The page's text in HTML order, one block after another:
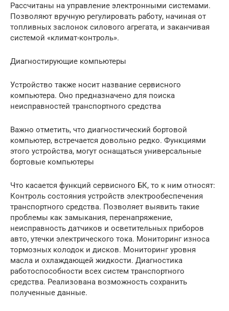
Рассчитаны на управление электронными системами.
Позволяют вручную регулировать работу, начиная от
топливных заслонок силового агрегата, и заканчивая
системой «климат-контроль».
Диагностирующие компьютеры
Устройство также носит название сервисного
компьютера. Оно предназначено для поиска
неисправностей транспортного средства
Важно отметить, что диагностический бортовой
компьютер, встречается довольно редко. Функциями
этого устройства, могут оснащаться универсальные
бортовые компьютеры
Что касается функций сервисного БК, то к ним относят:
Контроль состояния устройств электрообеспечения
транспортного средства. Позволяет выявить такие
проблемы как замыкания, перенапряжение,
неисправность датчиков и осветительных приборов
авто, утечки электрического тока. Мониторинг износа
тормозных колодок и дисков. Мониторинг уровня
масла и охлаждающей жидкости. Диагностика
работоспособности всех систем транспортного
средства. Реализована возможность сохранить
полученные данные.